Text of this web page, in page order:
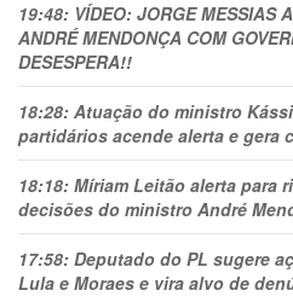
19:48: VÍDEO: JORGE MESSIAS
ANDRÉ MENDONÇA COM
DESESPERA!!
18:28: Atuação do ministro
partidários acende alerta e gera
18:18: Míriam Leitão alerta para
decisões do ministro André
17:58: Deputado do PL sugere
Lula e Moraes e vira alvo de